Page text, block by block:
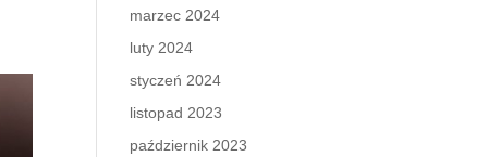
marzec 2024
luty 2024
styczeń 2024
listopad 2023
październik 2023